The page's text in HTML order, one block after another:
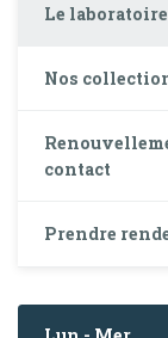
Le laboratoire
Nos
contact
Prendre